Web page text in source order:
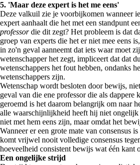
5. 'Maar deze expert is het me eens'
Deze valkuil zie je voorbijkomen wanneer
expert aanhaalt die het met een standpunt
professordie dit zegt? Het probleem is dat
groep van experts die het er niet mee eens
in zo'n geval aanneemt dat iets waar moet
wetenschapper het zegt, impliceert dat dat
wetenschappers het fout hebben, ondanks
wetenschappers zijn.
Wetenschap wordt besloten door bewijs,
geval van die ene professor die als
geroemd is het daarom belangrijk om naar
alle waarschijnlijkheid heeft hij niet
niet met hem eens zijn, maar omdat het
Wanneer er een grote mate van consensus
komt vrijwel nooit volledige consensus
hoeveelheid consistent bewijs wat één kant
Een ongelijke strijd